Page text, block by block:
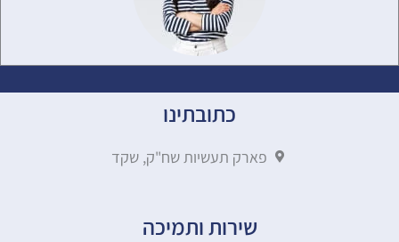
כתובתינו
פארק תעשיות שח"ק, שקד
שירות ותמיכה